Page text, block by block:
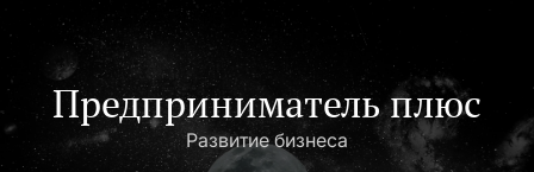
содержимому
Предприниматель плюс
Развитие бизнеса